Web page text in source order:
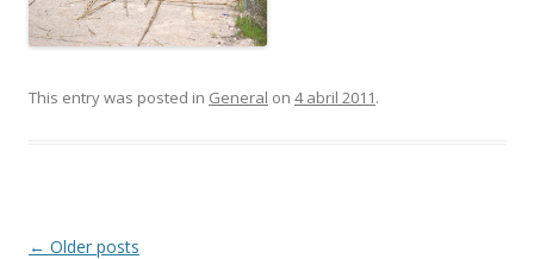
This entry was posted in General on 4 abril 2011.
Post
← Older posts